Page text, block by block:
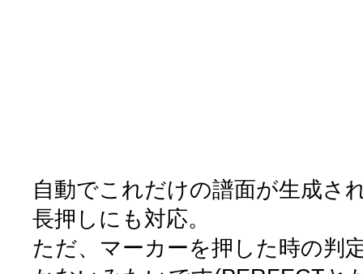
自動でこれだけの譜面が生成さ
長押しにも対応。
ただ、マーカーを押した時の判